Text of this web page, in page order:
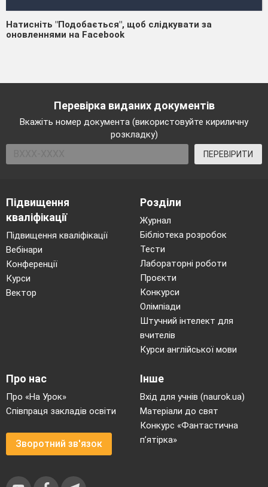
Натисніть "Подобається", щоб слідкувати за
оновленнями на Facebook
Перевірка виданих документів
Вкажіть номер документа (використовуйте кириличну
розкладку)
ПЕРЕВІРИТИ
Підвищення
кваліфікації
Підвищення кваліфікації
Вебінари
Конференції
Курси
Вектор
Розділи
Журнал
Бібліотека розробок
Тести
Лабораторні роботи
Проєкти
Конкурси
Олімпіади
Штучний інтелект для
вчителів
Курси англійської мови
Про нас
Про «На Урок»
Співпраця закладів освіти
Зворотний зв'язок
Інше
Вхід для учнів (naurok.ua)
Матеріали до свят
Конкурс «Фантастична
п’ятірка»